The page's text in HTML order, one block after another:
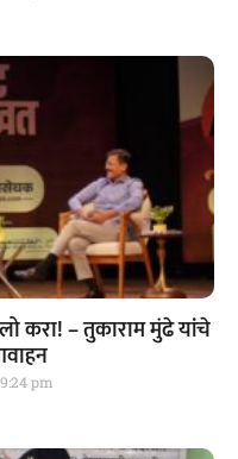
करा! – तुकाराम मुंढे यांचे
9:24 pm